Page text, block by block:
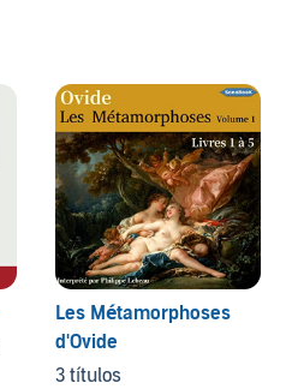
Les Métamorphoses
d'Ovide
3 títulos